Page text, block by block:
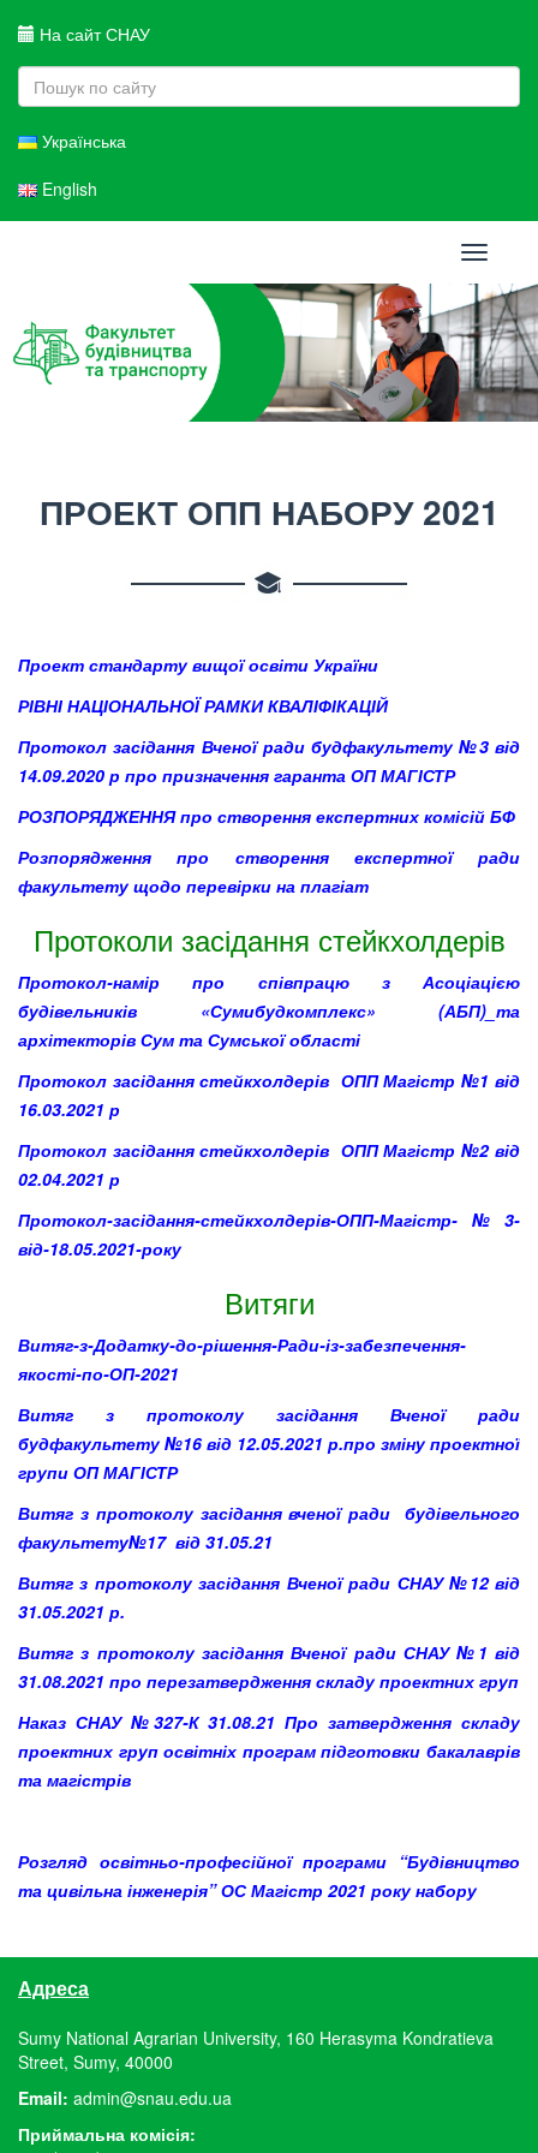
На сайт СНАУ
Українська
English
Toggle
ПРОЕКТ ОПП НАБОРУ 2021
Проект стандарту вищої освіти України
РІВНІ НАЦІОНАЛЬНОЇ РАМКИ КВАЛІФІКАЦІЙ
Протокол засідання Вченої ради будфакультету №3 від
14.09.2020 р про призначення гаранта ОП МАГІСТР
РОЗПОРЯДЖЕННЯ про створення експертних комісій БФ
Розпорядження про створення експертної ради
факультету щодо перевірки на плагіат
Протоколи засідання стейкхолдерів
Протокол-намір про співпрацю з Асоціацією
будівельників «Сумибудкомплекс» (АБП)_та
архітекторів Сум та Сумської області
Протокол засідання стейкхолдерів ОПП Магістр №1 від
16.03.2021 р
Протокол засідання стейкхолдерів ОПП Магістр №2 від
02.04.2021 р
Протокол-засідання-стейкхолдерів-ОПП-Магістр-№3-
від-18.05.2021-року
Витяги
Витяг-з-Додатку-до-рішення-Ради-із-забезпечення-
якості-по-ОП-2021
Витяг з протоколу засідання Вченої ради
будфакультету №16 від 12.05.2021 р.про зміну проектної
групи ОП МАГІСТР
Витяг з протоколу засідання вченої ради будівельного
факультету№17 від 31.05.21
Витяг з протоколу засідання Вченої ради СНАУ №12 від
31.05.2021 р.
Витяг з протоколу засідання Вченої ради СНАУ №1 від
31.08.2021 про перезатвердження складу проектних груп
Наказ СНАУ №327-К 31.08.21 Про затвердження складу
проектних груп освітніх програм підготовки бакалаврів
та магістрів
Розгляд освітньо-професійної програми “Будівництво
та цивільна інженерія” ОС Магістр 2021 року набору
Адреса
Sumy National Agrarian University, 160 Herasyma Kondratieva
Street, Sumy, 40000
Email: admin@snau.edu.ua
Приймальна комісія: